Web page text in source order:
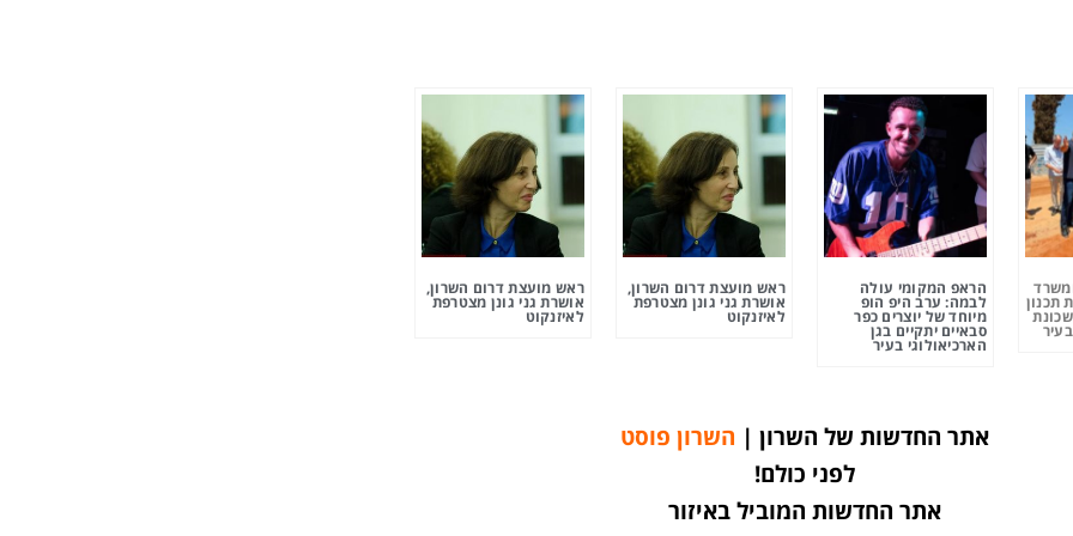
תכנון
הראפ המקומי עולה
לבמה: ערב היפ הופ
מיוחד של יוצרים כפר
סבאיים יתקיים בגן
הארכיאולוגי בעיר
ראש מועצת דרום השרון,
אושרת גני גונן מצטרפת
לאיזנקוט
ראש מועצת דרום השרון,
אושרת גני גונן מצטרפת
לאיזנקוט
אתר החדשות של השרון | השרון פוסט
לפני כולם!
אתר החדשות המוביל באיזור